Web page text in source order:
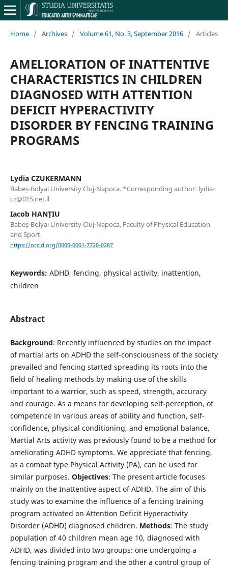
Home / Archives / Volume 61, No. 3, September 2016 / Articles
AMELIORATION OF INATTENTIVE
CHARACTERISTICS IN CHILDREN
DIAGNOSED WITH ATTENTION
DEFICIT HYPERACTIVITY
DISORDER BY FENCING TRAINING
PROGRAMS
Lydia CZUKERMANN
Babeș-Bolyai University Cluj-Napoca. *Corresponding author: lydia-
cz@015.net.il
Iacob HANȚIU
Babeș-Bolyai University Cluj-Napoca, Faculty of Physical Education
and Sport.
https://orcid.org/0000-0001-7720-0287
Keywords: ADHD, fencing, physical activity, inattention,
children
Abstract
Background: Recently influenced by studies on the impact
of martial arts on ADHD the self-consciousness of the society
prevailed and fencing started spreading its roots into the
field of healing methods by making use of the skills
important to a warrior, such as speed, strength, accuracy
and courage. As a means for developing self-perception, of
competence in various areas of ability and function, self-
confidence, physical conditioning, and emotional balance,
Martial Arts activity was previously found to be a method for
ameliorating ADHD symptoms. We appreciate that fencing,
as a combat type Physical Activity (PA), can be used for
similar purposes. Objectives: The present article focuses
mainly on the Inattentive aspect of ADHD. The aim of this
study was to examine the influence of a fencing training
program activated on Attention Deficit Hyperactivity
Disorder (ADHD) diagnosed children. Methods: The study
population of 40 children mean age 10, diagnosed with
ADHD, was divided into two groups: one undergoing a
fencing training program and the other a control group of